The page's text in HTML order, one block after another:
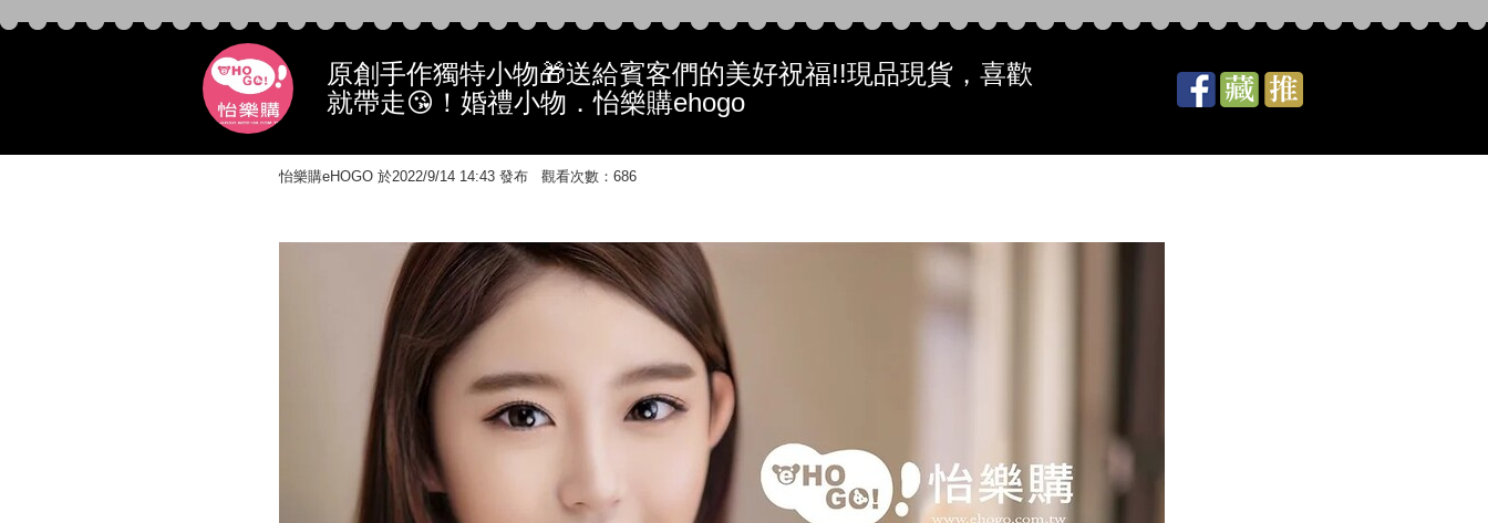
原創手作獨特小物🎁送給賓客們的美好祝福!!現品現貨，喜歡
就帶走😘！婚禮小物．怡樂購ehogo
怡樂購eHOGO 於2022/9/14 14:43 發布 觀看次數：686